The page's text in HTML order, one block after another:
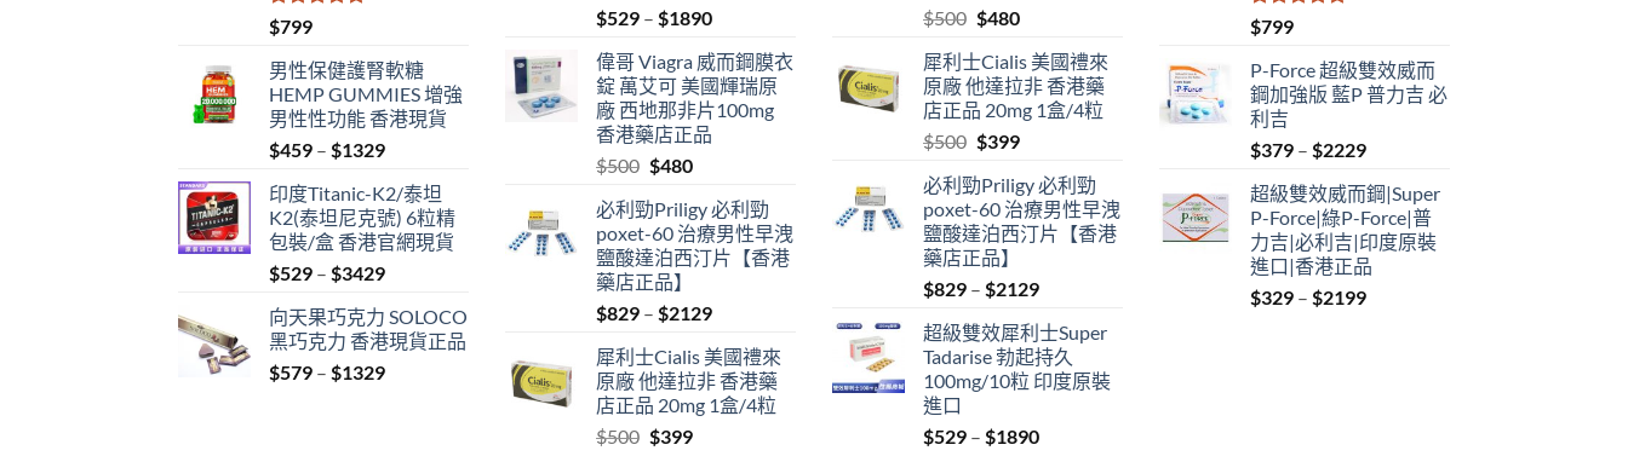
評分
滿分 5
$799
男性保健護腎軟糖
HEMP GUMMIES 增強
男性性功能 香港現貨
$459 – $1329Price
$459
through
$1329
印度Titanic-K2/泰坦
K2(泰坦尼克號) 6粒精
包裝/盒 香港官網現貨
$529 – $3429Price
$529
through
$3429
向天果巧克力 SOLOCO
黑巧克力 香港現貨正品
$579 – $1329Price
$529 – $1890Price
$529
through
$1890
偉哥 Viagra 威而鋼膜衣
錠 萬艾可 美國輝瑞原
廠 西地那非片100mg
香港藥店正品
$500 Original
was:
$500.
$480Current
is:
$480.
必利勁Priligy 必利勁
poxet-60 治療男性早洩
鹽酸達泊西汀片【香港
藥店正品】
$829 – $2129Price
$829
through
$2129
犀利士Cialis 美國禮來
原廠 他達拉非 香港藥
店正品 20mg 1盒/4粒
$500 Original
$399Current
$500 Original
was:
$500.
$480Current
is:
$480.
犀利士Cialis 美國禮來
原廠 他達拉非 香港藥
店正品 20mg 1盒/4粒
$500 Original
was:
$500.
$399Current
is:
$399.
必利勁Priligy 必利勁
poxet-60 治療男性早洩
鹽酸達泊西汀片【香港
藥店正品】
$829 – $2129Price
$829
through
$2129
超級雙效犀利士Super
Tadarise 勃起持久
100mg/10粒 印度原裝
進口
$529 – $1890Price
評分
滿分 5
$799
P-Force 超級雙效威而
鋼加強版 藍P 普力吉 必
利吉
$379 – $2229Price
$379
through
$2229
超級雙效威而鋼|Super
P-Force|綠P-Force|普
力吉|必利吉|印度原裝
進口|香港正品
$329 – $2199Price